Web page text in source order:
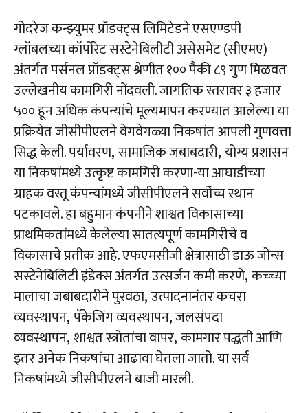
गोदरेज कन्झ्युमर प्रॉडक्ट्स लिमिटेडने एसएण्डपी
ग्लॉबलच्या कॉर्पोरेट सस्टेनेबिलीटी असेसमेंट (सीएमए)
अंतर्गत पर्सनल प्रॉडक्ट्स श्रेणीत १०० पैकी ८९ गुण मिळवत
उल्लेखनीय कामगिरी नोंदवली. जागतिक स्तरावर ३ हजार
५०० हून अधिक कंपन्यांचे मूल्यमापन करण्यात आलेल्या या
प्रक्रियेत जीसीपीएलने वेगवेगळ्या निकषांत आपली गुणवत्ता
सिद्ध केली. पर्यावरण,सामाजिक जबाबदारी,योग्य प्रशासन
या निकषांमध्ये उत्कृष्ट कामगिरी करणा-या आघाडीच्या
ग्राहक वस्तू कंपन्यांमध्ये जीसीपीएलने सर्वोच्च स्थान
पटकावले. हा बहुमान कंपनीने शाश्वत विकासाच्या
प्राथमिकतांमध्ये केलेल्या सातत्यपूर्ण कामगिरीचे व
विकासाचे प्रतीक आहे. एफएमसीजी क्षेत्रासाठी डाऊ जोन्स
सस्टेनेबिलिटी इंडेक्स अंतर्गत उत्सर्जन कमी करणे,कच्च्या
मालाचा जबाबदारीने पुरवठा,उत्पादनानंतर कचरा
व्यवस्थापन,पॅकेजिंग व्यवस्थापन,जलसंपदा
व्यवस्थापन,शाश्वत स्त्रोतांचा वापर,कामगार पद्धती आणि
इतर अनेक निकषांचा आढावा घेतला जातो. या सर्व
निकषांमध्ये जीसीपीएलने बाजी मारली.